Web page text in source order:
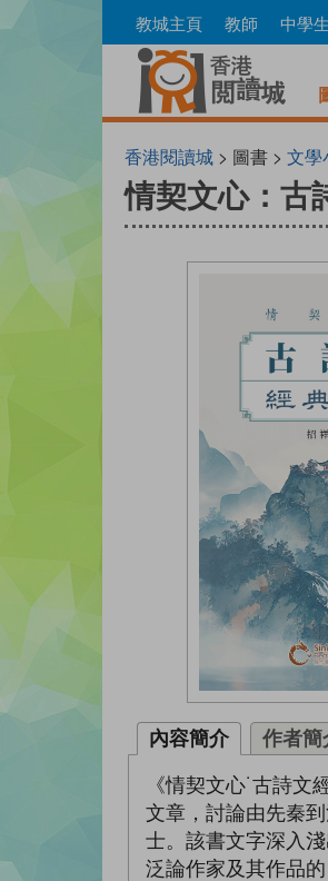
to
教城主頁 教師 中學生
香港閱讀城> 圖書 > 文學
情契文心：古
內容簡介 作者簡
《情契文心˙古詩
文章，討論由先秦
士。該書文字深入
泛論作家及其作品